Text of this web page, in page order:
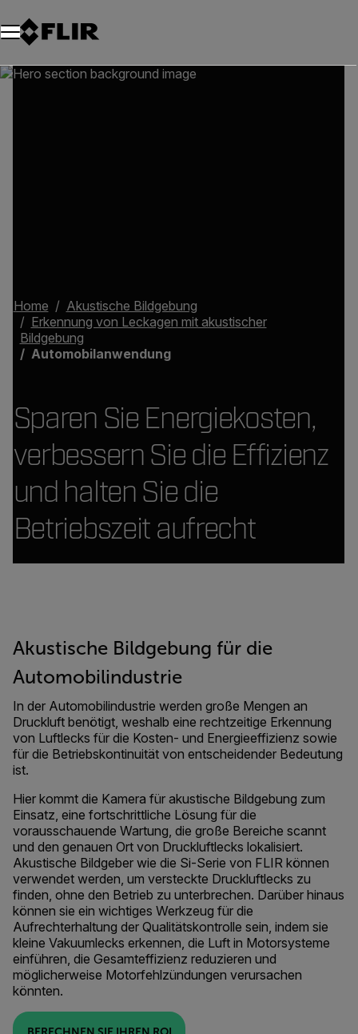
Unread messages
Modell
Entfernen
Elemente
Element
In den Warenkorb
Im Warenkorb
Home
Akustische Bildgebung
Erkennung von Leckagen mit akustischer
Bildgebung
Automobilanwendung
Sparen Sie Energiekosten,
verbessern Sie die Effizienz
und halten Sie die
Betriebszeit aufrecht
Akustische Bildgebung für die
Automobilindustrie
In der Automobilindustrie werden große Mengen an
Druckluft benötigt, weshalb eine rechtzeitige Erkennung
von Luftlecks für die Kosten- und Energieeffizienz sowie
für die Betriebskontinuität von entscheidender Bedeutung
ist.
Hier kommt die Kamera für akustische Bildgebung zum
Einsatz, eine fortschrittliche Lösung für die
vorausschauende Wartung, die große Bereiche scannt
und den genauen Ort von Druckluftlecks lokalisiert.
Akustische Bildgeber wie die Si-Serie von FLIR können
verwendet werden, um versteckte Druckluftlecks zu
finden, ohne den Betrieb zu unterbrechen. Darüber hinaus
können sie ein wichtiges Werkzeug für die
Aufrechterhaltung der Qualitätskontrolle sein, indem sie
kleine Vakuumlecks erkennen, die Luft in Motorsysteme
einführen, die Gesamteffizienz reduzieren und
möglicherweise Motorfehlzündungen verursachen
könnten.
BERECHNEN SIE IHREN ROI